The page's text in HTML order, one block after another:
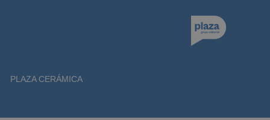
PLAZA CERÁMICA